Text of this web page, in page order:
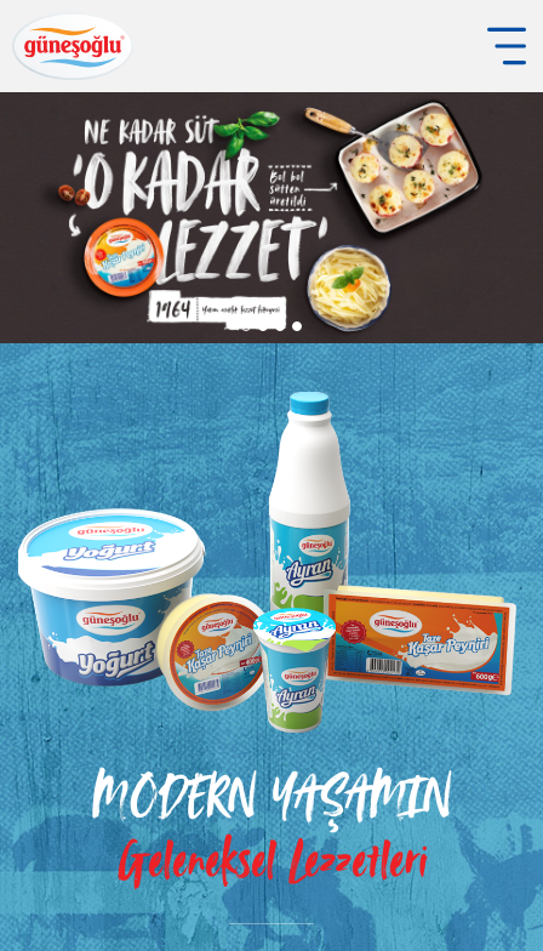
MODERN YAŞAMIN
Geleneksel Lezzetleri